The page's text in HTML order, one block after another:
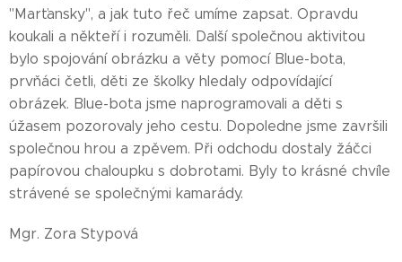
"Marťansky", a jak tuto řeč umíme zapsat. Opravdu
koukali a někteří i rozuměli. Další společnou aktivitou
bylo spojování obrázku a věty pomocí Blue-bota,
prvňáci četli, děti ze školky hledaly odpovídající
obrázek. Blue-bota jsme naprogramovali a děti s
úžasem pozorovaly jeho cestu. Dopoledne jsme završili
společnou hrou a zpěvem. Při odchodu dostaly žáčci
papírovou chaloupku s dobrotami. Byly to krásné chvíle
strávené se společnými kamarády.
Mgr. Zora Stypová